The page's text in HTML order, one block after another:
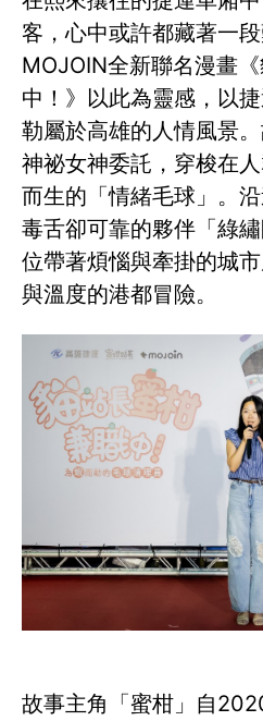
客，心中或許都藏著一段
MOJOIN全新聯名漫畫
中！》以此為靈感，以
勒屬於高雄的人情風景
神祕女神委託，穿梭在
而生的「情緒毛球」。
毒舌卻可靠的夥伴「綠
位帶著煩惱與牽掛的城
與溫度的港都冒險。
故事主角「蜜柑」自